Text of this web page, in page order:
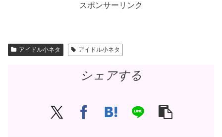
スポンサーリンク
アイドル小ネタ アイドル小ネタ
シェアする